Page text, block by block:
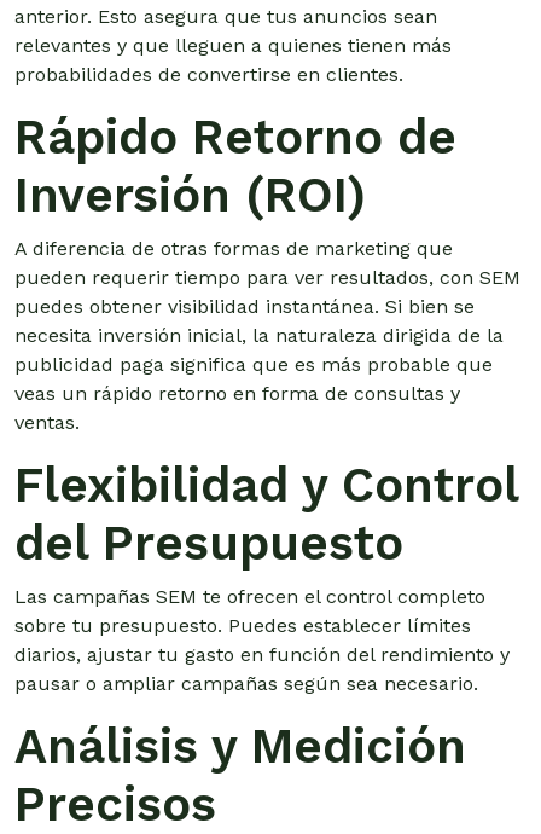
anterior. Esto asegura que tus anuncios sean
relevantes y que lleguen a quienes tienen más
probabilidades de convertirse en clientes.
Rápido Retorno de
Inversión (ROI)
A diferencia de otras formas de marketing que
pueden requerir tiempo para ver resultados, con SEM
puedes obtener visibilidad instantánea. Si bien se
necesita inversión inicial, la naturaleza dirigida de la
publicidad paga significa que es más probable que
veas un rápido retorno en forma de consultas y
ventas.
Flexibilidad y Control
del Presupuesto
Las campañas SEM te ofrecen el control completo
sobre tu presupuesto. Puedes establecer límites
diarios, ajustar tu gasto en función del rendimiento y
pausar o ampliar campañas según sea necesario.
Análisis y Medición
Precisos